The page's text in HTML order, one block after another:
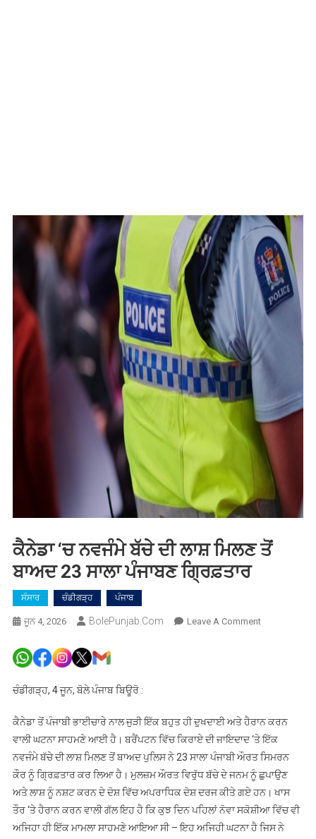
ਕੈਨੇਡਾ ‘ਚ ਨਵਜੰਮੇ ਬੱਚੇ ਦੀ ਲਾਸ਼ ਮਿਲਣ ਤੋਂ
ਬਾਅਦ 23 ਸਾਲਾ ਪੰਜਾਬਣ ਗ੍ਰਿਫ਼ਤਾਰ
ਸੰਸਾਰ ਚੰਡੀਗੜ੍ਹ ਪੰਜਾਬ
ਜੂਨ 4, 2026 BolePunjab.com Leave A CommentOn
ਲਾਸ਼
ਮਿਲਣ
ਤੋਂ
ਬਾਅਦ
23
ਸਾਲਾ
ਪੰਜਾਬਣ
ਗ੍ਰਿਫ਼ਤਾਰ
ਚੰਡੀਗੜ੍ਹ, 4 ਜੂਨ, ਬੋਲੇ ਪੰਜਾਬ ਬਿਊਰੋ :
ਕੈਨੇਡਾ ਤੋਂ ਪੰਜਾਬੀ ਭਾਈਚਾਰੇ ਨਾਲ ਜੁੜੀ ਇੱਕ ਬਹੁਤ ਹੀ ਦੁਖਦਾਈ ਅਤੇ ਹੈਰਾਨ ਕਰਨ
ਵਾਲੀ ਘਟਨਾ ਸਾਹਮਣੇ ਆਈ ਹੈ। ਬਰੈਂਪਟਨ ਵਿੱਚ ਕਿਰਾਏ ਦੀ ਜਾਇਦਾਦ ‘ਤੇ ਇੱਕ
ਨਵਜੰਮੇ ਬੱਚੇ ਦੀ ਲਾਸ਼ ਮਿਲਣ ਤੋਂ ਬਾਅਦ ਪੁਲਿਸ ਨੇ 23 ਸਾਲਾ ਪੰਜਾਬੀ ਔਰਤ ਸਿਮਰਨ
ਕੌਰ ਨੂੰ ਗ੍ਰਿਫ਼ਤਾਰ ਕਰ ਲਿਆ ਹੈ। ਮੁਲਜ਼ਮ ਔਰਤ ਵਿਰੁੱਧ ਬੱਚੇ ਦੇ ਜਨਮ ਨੂੰ ਛੁਪਾਉਣ
ਅਤੇ ਲਾਸ਼ ਨੂੰ ਨਸ਼ਟ ਕਰਨ ਦੇ ਦੋਸ਼ ਵਿੱਚ ਅਪਰਾਧਿਕ ਦੋਸ਼ ਦਰਜ ਕੀਤੇ ਗਏ ਹਨ। ਖਾਸ
ਤੌਰ ‘ਤੇ ਹੈਰਾਨ ਕਰਨ ਵਾਲੀ ਗੱਲ ਇਹ ਹੈ ਕਿ ਕੁਝ ਦਿਨ ਪਹਿਲਾਂ ਨੋਵਾ ਸਕੋਸ਼ੀਆ ਵਿੱਚ ਵੀ
ਅਜਿਹਾ ਹੀ ਇੱਕ ਮਾਮਲਾ ਸਾਹਮਣੇ ਆਇਆ ਸੀ – ਇਹ ਅਜਿਹੀ ਘਟਨਾ ਹੈ ਜਿਸ ਨੇ